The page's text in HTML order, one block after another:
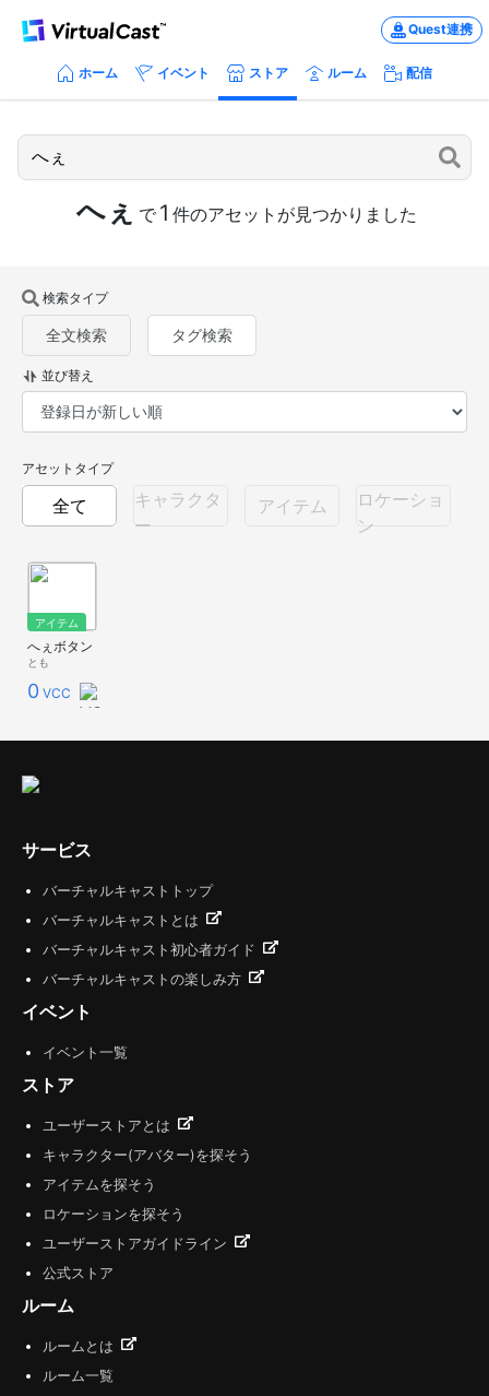
Quest連携
ホーム イベント ストア ルーム 配信
へぇ で 1 件のアセットが見つかりました
検索タイプ
全文検索 タグ検索
並び替え
アセットタイプ
全て
キャラクタ
ー
アイテム
ロケーショ
ン
アイテム
へぇボタン
とも
0 VCC
サービス
バーチャルキャストトップ
バーチャルキャストとは
バーチャルキャスト初心者ガイド
バーチャルキャストの楽しみ方
イベント
イベント一覧
ストア
ユーザーストアとは
キャラクター(アバター)を探そう
アイテムを探そう
ロケーションを探そう
ユーザーストアガイドライン
公式ストア
ルーム
ルームとは
ルーム一覧